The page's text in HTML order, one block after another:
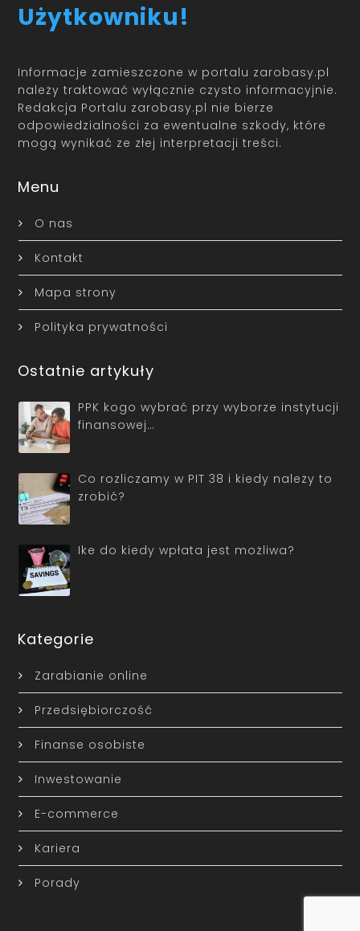
Użytkowniku!
Informacje zamieszczone w portalu zarobasy.pl
należy traktować wyłącznie czysto informacyjnie.
Redakcja Portalu zarobasy.pl nie bierze
odpowiedzialności za ewentualne szkody, które
mogą wynikać ze złej interpretacji treści.
Menu
O nas
Kontakt
Mapa strony
Polityka prywatności
Ostatnie artykuły
PPK kogo wybrać przy wyborze instytucji
finansowej…
Co rozliczamy w PIT 38 i kiedy należy to
zrobić?
Ike do kiedy wpłata jest możliwa?
Kategorie
Zarabianie online
Przedsiębiorczość
Finanse osobiste
Inwestowanie
E-commerce
Kariera
Porady